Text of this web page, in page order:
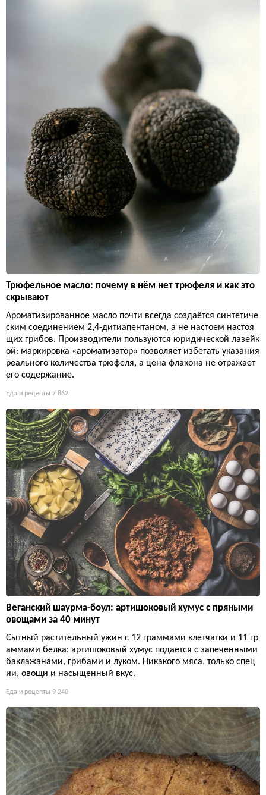
Трюфельное масло: почему в нём нет трюфеля и как это
скрывают
Ароматизированное масло почти всегда создаётся синтетиче
ским соединением 2,4-дитиапентаном, а не настоем настоя
щих грибов. Производители пользуются юридической лазейк
ой: маркировка «ароматизатор» позволяет избегать указания
реального количества трюфеля, а цена флакона не отражает
его содержание.
Еда и рецепты 7 862
Веганский шаурма-боул: артишоковый хумус с пряными
овощами за 40 минут
Сытный растительный ужин с 12 граммами клетчатки и 11 гр
аммами белка: артишоковый хумус подается с запеченными
баклажанами, грибами и луком. Никакого мяса, только спец
ии, овощи и насыщенный вкус.
Еда и рецепты 9 240